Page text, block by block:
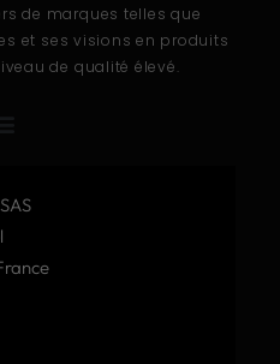
de marques telles que
et ses visions en produits
de qualité élevé.